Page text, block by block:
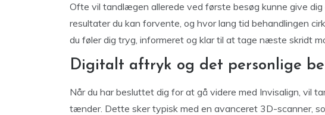
Ofte vil tandlægen allerede ved første besøg kunne give dig
resultater du kan forvente, og hvor lang tid behandlingen
du føler dig tryg, informeret og klar til at tage næste skridt
Digitalt aftryk og det personlige
Når du har besluttet dig for at gå videre med Invisalign, vil
tænder. Dette sker typisk med en avanceret 3D-scanner,